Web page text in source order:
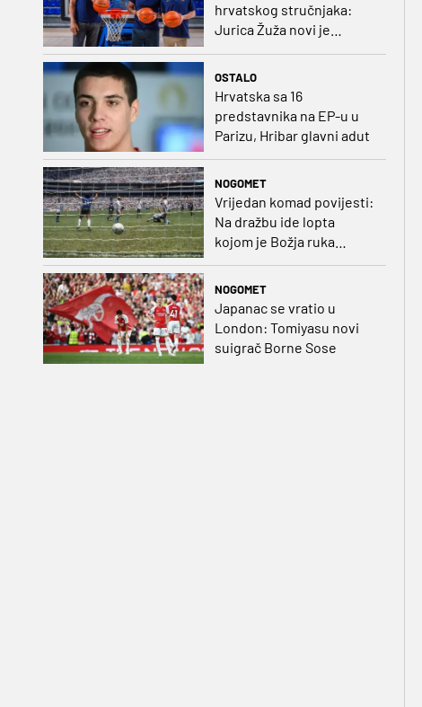
hrvatskog stručnjaka:
Jurica Žuža novi je
OSTALO
Hrvatska sa 16
predstavnika na EP-u u
Parizu, Hribar glavni adut
NOGOMET
Vrijedan komad povijesti:
Na dražbu ide lopta
kojom je Božja ruka
NOGOMET
Japanac se vratio u
London: Tomiyasu novi
suigrač Borne Sose